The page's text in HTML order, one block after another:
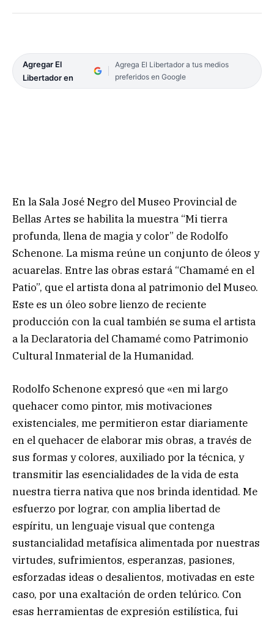
Agregar El
Libertador en
Agrega El Libertador a tus medios
preferidos en Google
En la Sala José Negro del Museo Provincial de
Bellas Artes se habilita la muestra “Mi tierra
profunda, llena de magia y color” de Rodolfo
Schenone. La misma reúne un conjunto de óleos y
acuarelas. Entre las obras estará “Chamamé en el
Patio”, que el artista dona al patrimonio del Museo.
Este es un óleo sobre lienzo de reciente
producción con la cual también se suma el artista
a la Declaratoria del Chamamé como Patrimonio
Cultural Inmaterial de la Humanidad.
Rodolfo Schenone expresó que «en mi largo
quehacer como pintor, mis motivaciones
existenciales, me permitieron estar diariamente
en el quehacer de elaborar mis obras, a través de
sus formas y colores, auxiliado por la técnica, y
transmitir las esencialidades de la vida de esta
nuestra tierra nativa que nos brinda identidad. Me
esfuerzo por lograr, con amplia libertad de
espíritu, un lenguaje visual que contenga
sustancialidad metafísica alimentada por nuestras
virtudes, sufrimientos, esperanzas, pasiones,
esforzadas ideas o desalientos, motivadas en este
caso, por una exaltación de orden telúrico. Con
esas herramientas de expresión estilística, fui